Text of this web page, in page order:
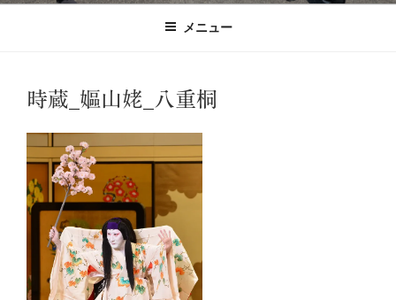
メニュー
時蔵_嫗山姥_八重桐